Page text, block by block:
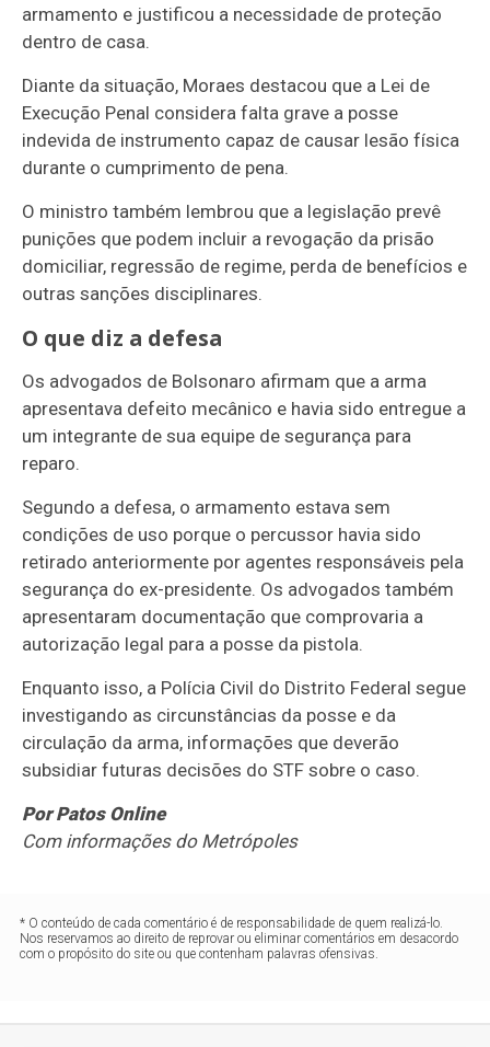
armamento e justificou a necessidade de proteção
dentro de casa.
Diante da situação, Moraes destacou que a Lei de
Execução Penal considera falta grave a posse
indevida de instrumento capaz de causar lesão física
durante o cumprimento de pena.
O ministro também lembrou que a legislação prevê
punições que podem incluir a revogação da prisão
domiciliar, regressão de regime, perda de benefícios e
outras sanções disciplinares.
O que diz a defesa
Os advogados de Bolsonaro afirmam que a arma
apresentava defeito mecânico e havia sido entregue a
um integrante de sua equipe de segurança para
reparo.
Segundo a defesa, o armamento estava sem
condições de uso porque o percussor havia sido
retirado anteriormente por agentes responsáveis pela
segurança do ex-presidente. Os advogados também
apresentaram documentação que comprovaria a
autorização legal para a posse da pistola.
Enquanto isso, a Polícia Civil do Distrito Federal segue
investigando as circunstâncias da posse e da
circulação da arma, informações que deverão
subsidiar futuras decisões do STF sobre o caso.
Por Patos Online
Com informações do Metrópoles
* O conteúdo de cada comentário é de responsabilidade de quem realizá-lo.
Nos reservamos ao direito de reprovar ou eliminar comentários em desacordo
com o propósito do site ou que contenham palavras ofensivas.